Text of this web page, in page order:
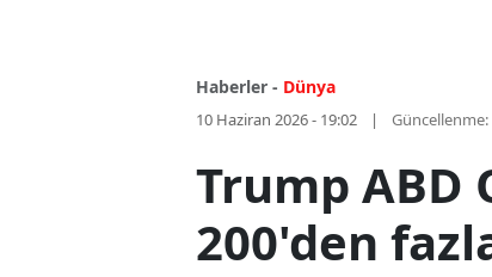
Haberler - Dünya
10 Haziran 2026 - 19:02 Güncellenme:
Trump ABD
200'den